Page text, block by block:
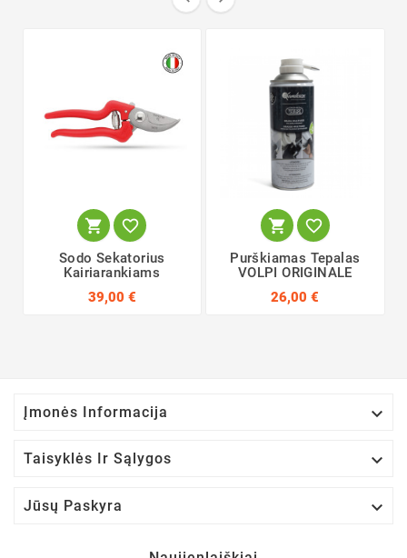
 
Sodo Sekatorius
Kairiarankiams
39,00 €
 
Purškiamas Tepalas
VOLPI ORIGINALE
26,00 €
Įmonės Informacija 
Taisyklės Ir Sąlygos 
Jūsų Paskyra 